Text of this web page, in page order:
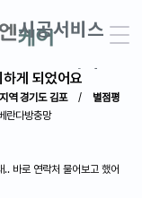
시공서비스
DIY견적
의
게 되었어요
역 경기도 김포 / 별점평
다방충망
바로 연락처 물어보고 했어